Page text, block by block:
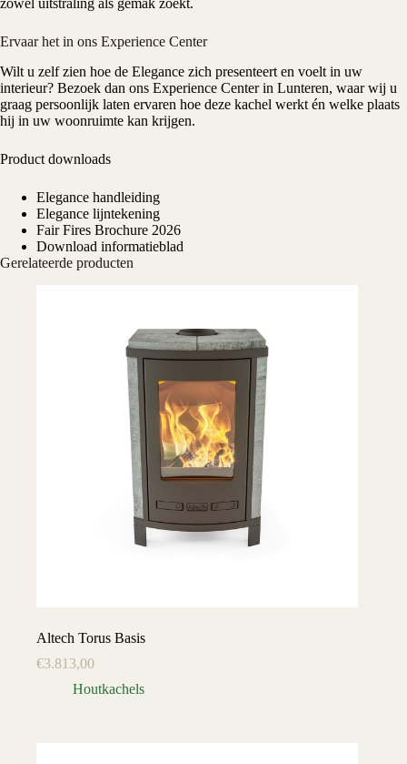
zowel uitstraling als gemak zoekt.
Ervaar het in ons Experience Center
Wilt u zelf zien hoe de Elegance zich presenteert en voelt in uw
interieur? Bezoek dan ons Experience Centerin Lunteren, waar wij u
graag persoonlijk laten ervaren hoe deze kachel werkt én welke plaats
hij in uw woonruimte kan krijgen.
Product downloads
Elegance handleiding
Elegance lijntekening
Fair Fires Brochure 2026
Download informatieblad
Gerelateerde producten
Altech Torus Basis
€3.813,00
Houtkachels